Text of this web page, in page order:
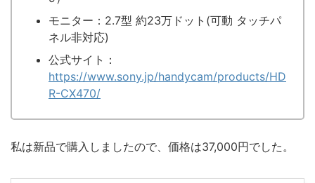
モニター：2.7型 約23万ドット(可動 タッチパ
ネル非対応)
公式サイト：
https://www.sony.jp/handycam/products/HD
R-CX470/
私は新品で購入しましたので、価格は37,000円でした。